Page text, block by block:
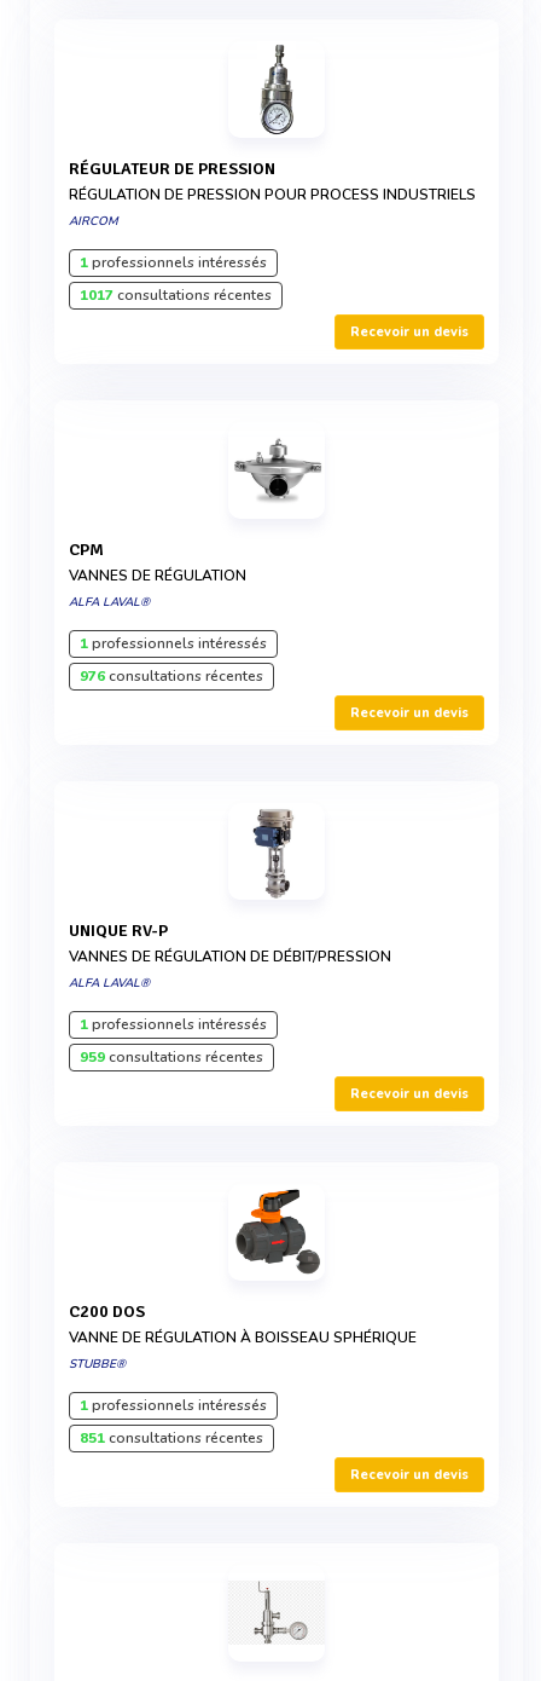
RÉGULATEUR DE PRESSION
RÉGULATION DE PRESSION POUR PROCESS INDUSTRIELS
AIRCOM
1professionnels intéressés
1017consultations récentes
Recevoir un devis
CPM
VANNES DE RÉGULATION
ALFA LAVAL®
1professionnels intéressés
976consultations récentes
Recevoir un devis
UNIQUE RV-P
VANNES DE RÉGULATION DE DÉBIT/PRESSION
ALFA LAVAL®
1professionnels intéressés
959consultations récentes
Recevoir un devis
C200 DOS
VANNE DE RÉGULATION À BOISSEAU SPHÉRIQUE
STUBBE®
1professionnels intéressés
851consultations récentes
Recevoir un devis